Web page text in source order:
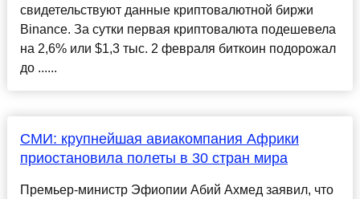
свидетельствуют данные криптовалютной биржи
Binance. За сутки первая криптовалюта подешевела
на 2,6% или $1,3 тыс. 2 февраля биткоин подорожал
до ......
СМИ: крупнейшая авиакомпания Африки
приостановила полеты в 30 стран мира
Премьер-министр Эфиопии Абий Ахмед заявил, что